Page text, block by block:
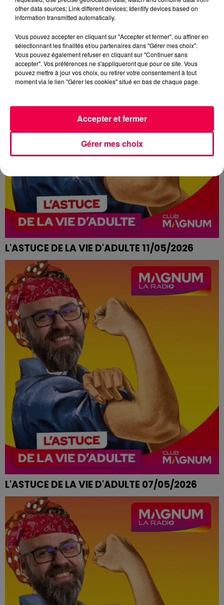
L'ASTUCE DE LA VIE D'ADULTE 14/05/2026
OUTILS OUBLIÉS DANS LE GARAGE
L'ASTUCE DE LA VIE D'ADULTE 11/05/2026
COUSSIN QUI S'EST AFFAISSÉ
L'ASTUCE DE LA VIE D'ADULTE 07/05/2026
PLAQUES DE CUISSON PLEINES DE GRAISSE
other data sources; Link different devices; Identify devices based on
information transmitted automatically.
Vous pouvez accepter en cliquant sur "Accepter et fermer", ou affiner en
sélectionnant les finalités et/ou partenaires dans "Gérer mes choix".
Vous pouvez également refuser en cliquant sur "Continuer sans
accepter". Vos préférences ne s'appliqueront que pour ce site. Vous
pouvez mettre à jour vos choix, ou retirer votre consentement à tout
moment via le lien "Gérer les cookies" situé en bas de chaque page.
Gérer mes choix
Accepter et fermer